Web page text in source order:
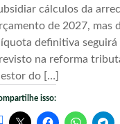
cálculos da
de 2027, mas
definitiva seguirá
na reforma
do […]
isso: